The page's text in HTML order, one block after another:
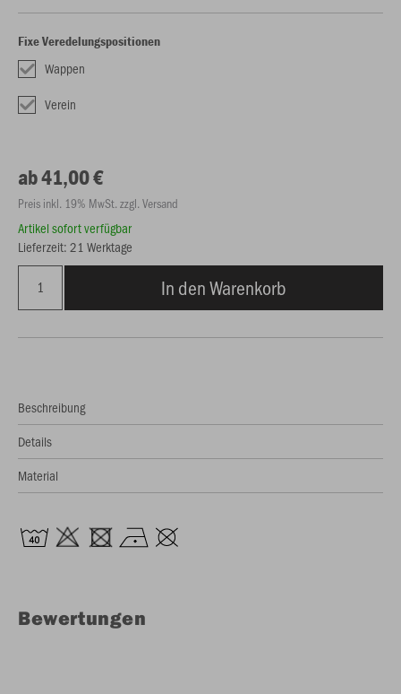
Fixe Veredelungspositionen
Wappen
Verein
ab 41,00 €
Preis inkl. 19% MwSt. zzgl. Versand
Artikel sofort verfügbar
Lieferzeit: 21 Werktage
In den Warenkorb
Beschreibung
Details
Material
Bewertungen